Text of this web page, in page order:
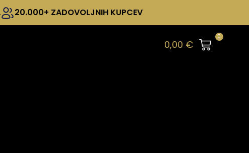
20.000+ ZADOVOLJNIH KUPCEV
0,00 €
0